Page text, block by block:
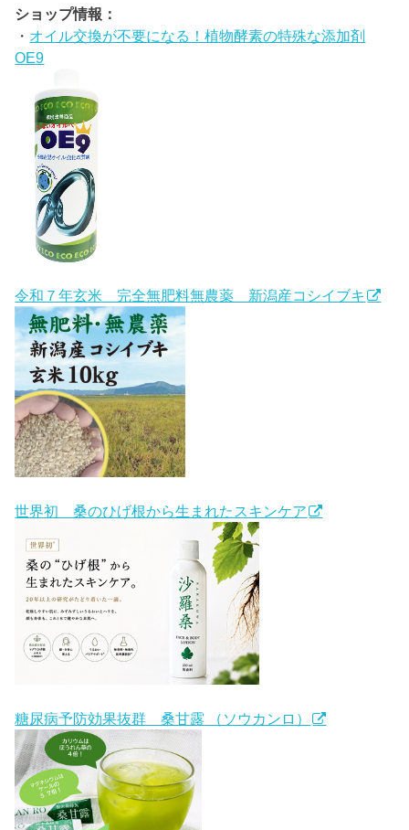
ショップ情報：
・ オイル交換が不要になる！植物酵素の特殊な添加剤
OE9
令和７年玄米 完全無肥料無農薬 新潟産コシイブキ
世界初 桑のひげ根から生まれたスキンケア
糖尿病予防効果抜群 桑甘露 （ソウカンロ）